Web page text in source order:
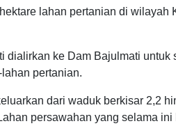
lahan pertanian di wilayah
dialirkan ke Dam Bajulmati untuk
pertanian.
dari waduk berkisar 2,2
persawahan yang selama